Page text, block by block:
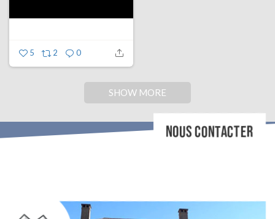
5 2 0
SHOW MORE
NOUS CONTACTER